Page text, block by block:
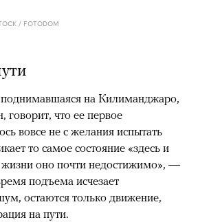
/ FOTODOM
на Килиманджаро,
что ее первое
вовсе не с желания испытать
то самое состояние «здесь и
жизни оно почти недостижимо», —
подъема исчезает
остаются только движение,
на пути.